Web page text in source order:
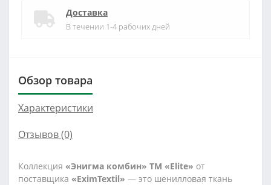
Доставка
В течении 1-4 рабочих дней
Обзор товара
Характеристики
Отзывов (0)
Коллекция «Энигма комбин» ТМ «Elite» от
поставщика «EximTextil» — это шенилловая ткань